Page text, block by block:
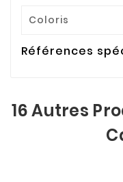
Coloris
Références
16 Autres